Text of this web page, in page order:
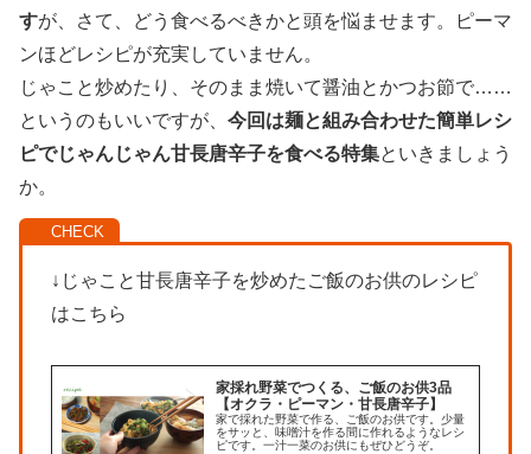
すが、さて、どう食べるべきかと頭を悩ませます。ピーマ
ンほどレシピが充実していません。
じゃこと炒めたり、そのまま焼いて醤油とかつお節で……
というのもいいですが、 今回は麺と組み合わせた簡単レシ
ピでじゃんじゃん甘長唐辛子を食べる特集といきましょう
か。
↓じゃこと甘長唐辛子を炒めたご飯のお供のレシピ
はこちら
家採れ野菜でつくる、ご飯のお供3品
【オクラ・ピーマン・甘長唐辛子】
家で採れた野菜で作る、ご飯のお供です。少量
をサッと、味噌汁を作る間に作れるようなレシ
ピです。一汁一菜のお供にもぜひどうぞ。